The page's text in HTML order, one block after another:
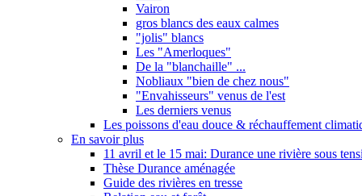
Vairon
gros blancs des eaux calmes
"jolis" blancs
Les "Amerloques"
De la "blanchaille" ...
Nobliaux "bien de chez nous"
"Envahisseurs" venus de l'est
Les derniers venus
Les poissons d'eau douce & réchauffement
En savoir plus
11 avril et le 15 mai: Durance une rivière sous
Thèse Durance aménagée
Guide des rivières en tresse